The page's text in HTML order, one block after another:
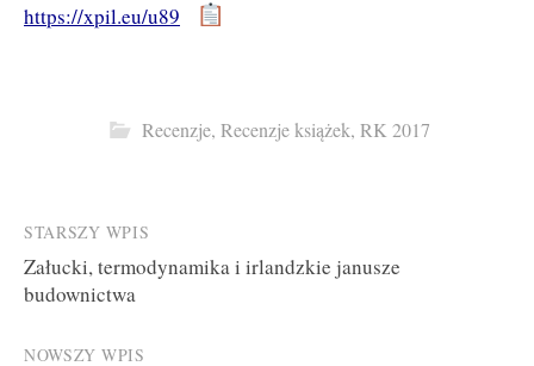
https://xpil.eu/u89
Recenzje, Recenzje książek, RK 2017
Post
navigation
STARSZY WPIS
Załucki, termodynamika i irlandzkie janusze
budownictwa
NOWSZY WPIS